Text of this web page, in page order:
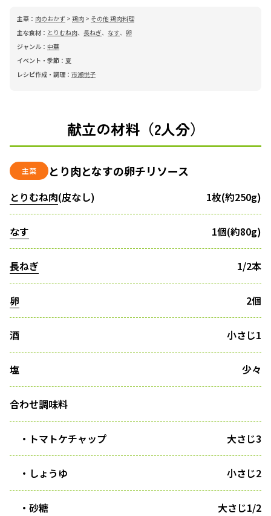
主菜： 肉のおかず > 鶏肉 > その他 鶏肉料理
主な食材： とりむね肉、 長ねぎ、 なす、 卵
ジャンル： 中華
イベント・季節： 夏
レシピ作成・調理： 市瀬悦子
献立の材料（2人分）
主菜 とり肉となすの卵チリソース
とりむね肉(皮なし) 1枚(約250g)
なす 1個(約80g)
長ねぎ 1/2本
卵 2個
酒 小さじ1
塩 少々
合わせ調味料
・トマトケチャップ 大さじ3
・しょうゆ 小さじ2
・砂糖 大さじ1/2